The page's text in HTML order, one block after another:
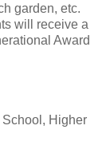
garden, etc.
will receive a
Award
Higher